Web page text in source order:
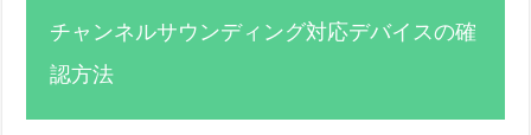
チャンネルサウンディング対応デバイスの確
認方法